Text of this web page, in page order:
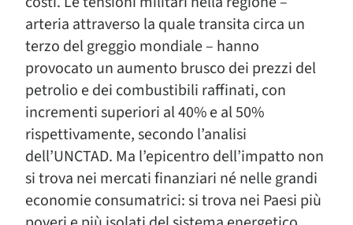
arteria attraverso la quale transita circa un
terzo del greggio mondiale – hanno
provocato un aumento brusco dei prezzi del
petrolio e dei combustibili raffinati, con
incrementi superiori al 40% e al 50%
rispettivamente, secondo l’analisi
dell’UNCTAD. Ma l’epicentro dell’impatto non
si trova nei mercati finanziari né nelle grandi
economie consumatrici: si trova nei Paesi più